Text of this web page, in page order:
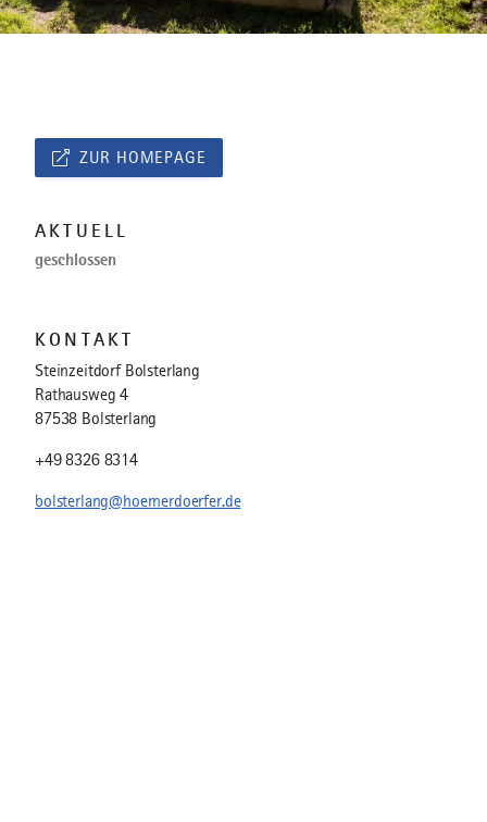
ZUR HOMEPAGE
AKTUELL
geschlossen
KONTAKT
Steinzeitdorf Bolsterlang
Rathausweg 4
87538 Bolsterlang
+49 8326 8314
bolsterlang@hoernerdoerfer.de